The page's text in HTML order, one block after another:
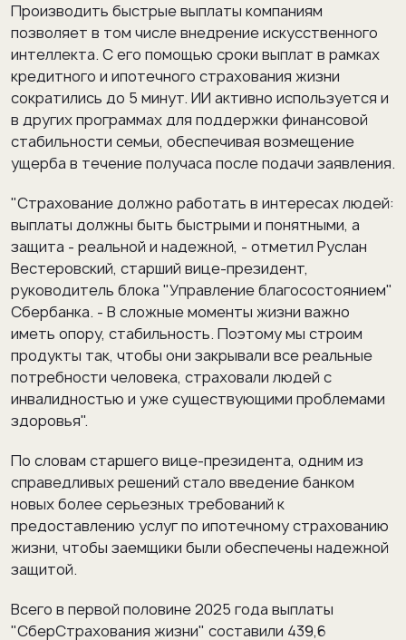
Производить быстрые выплаты компаниям
позволяет в том числе внедрение искусственного
интеллекта. С его помощью сроки выплат в рамках
кредитного и ипотечного страхования жизни
сократились до 5 минут. ИИ активно используется и
в других программах для поддержки финансовой
стабильности семьи, обеспечивая возмещение
ущерба в течение получаса после подачи заявления.
"Страхование должно работать в интересах людей:
выплаты должны быть быстрыми и понятными, а
защита - реальной и надежной, - отметил Руслан
Вестеровский, старший вице-президент,
руководитель блока "Управление благосостоянием"
Сбербанка. - В сложные моменты жизни важно
иметь опору, стабильность. Поэтому мы строим
продукты так, чтобы они закрывали все реальные
потребности человека, страховали людей с
инвалидностью и уже существующими проблемами
здоровья".
По словам старшего вице-президента, одним из
справедливых решений стало введение банком
новых более серьезных требований к
предоставлению услуг по ипотечному страхованию
жизни, чтобы заемщики были обеспечены надежной
защитой.
Всего в первой половине 2025 года выплаты
"СберСтрахования жизни" составили 439,6